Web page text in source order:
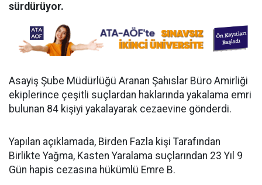
sürdürüyor.
Asayiş Şube Müdürlüğü Aranan Şahıslar Büro Amirliği
ekiplerince çeşitli suçlardan haklarında yakalama emri
bulunan 84 kişiyi yakalayarak cezaevine gönderdi.
Yapılan açıklamada, Birden Fazla kişi Tarafından
Birlikte Yağma, Kasten Yaralama suçlarından 23 Yıl 9
Gün hapis cezasına hükümlü Emre B.